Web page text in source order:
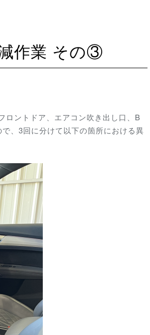
作業 その③
ントドア、エアコン吹き出し口、B
、3回に分けて以下の箇所における異